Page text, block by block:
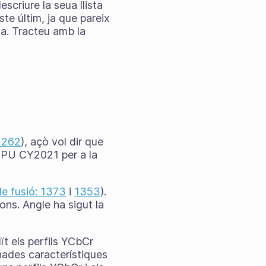
la seua llista
últim, ja que pareix
Tracteu amb la
), açò vol dir que
CY2021 per a la
fusió: 1373 i 1353).
Angle ha sigut la
els perfils YCbCr
característiques